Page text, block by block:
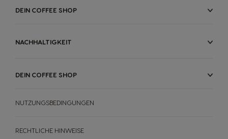
DEIN COFFEE SHOP
NACHHALTIGKEIT
DEIN COFFEE SHOP
NUTZUNGSBEDINGUNGEN
RECHTLICHE HINWEISE